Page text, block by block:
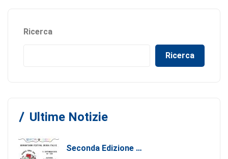
Ricerca
Ricerca
Ultime Notizie
Seconda Edizione Di MANGIA. DONA. AMA: Quando La Gastronomia Incontra La Solidarietà, 11 Settembre 2026